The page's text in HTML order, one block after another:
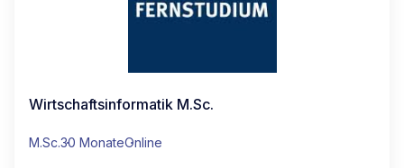
Wirtschaftsinformatik M.Sc.
M.Sc.30 MonateOnline